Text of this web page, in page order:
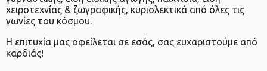
χειροτεχνίας & ζωγραφικής, κυριολεκτικά από όλες τις
γωνίες του κόσμου.
Η επιτυχία μας οφείλεται σε εσάς, σας ευχαριστούμε από
καρδιάς!